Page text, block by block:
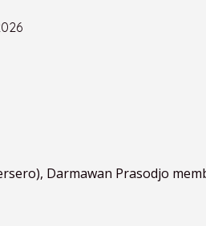
Darmawan Prasodjo